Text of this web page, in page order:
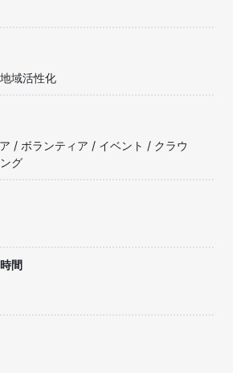
域活性化
/ ボランティア / イベント / クラウ
グ
間